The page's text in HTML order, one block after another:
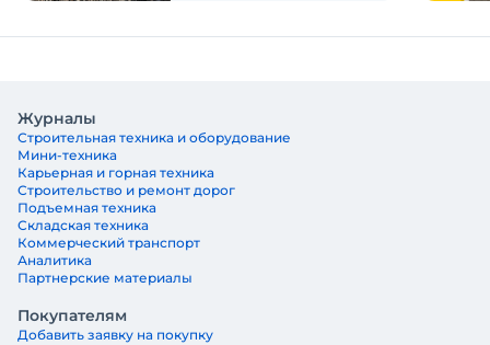
Журналы
Строительная техника и оборудование
Мини-техника
Карьерная и горная техника
Строительство и ремонт дорог
Подъемная техника
Складская техника
Коммерческий транспорт
Аналитика
Партнерские материалы
Покупателям
Добавить заявку на покупку